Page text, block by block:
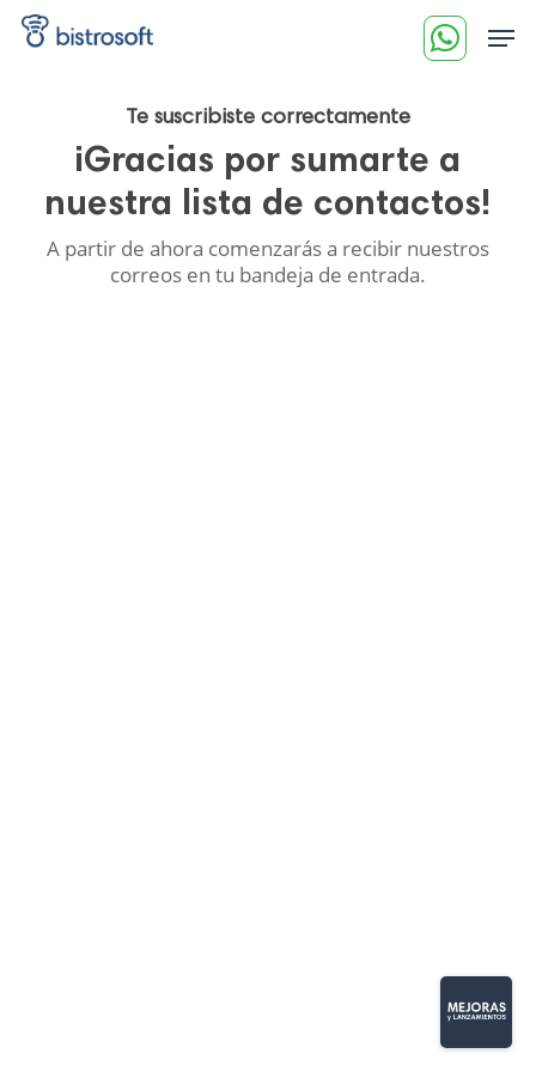
Skip
Te suscribiste correctamente
¡Gracias por sumarte a
nuestra lista de contactos!
A partir de ahora comenzarás a recibir nuestros
correos en tu bandeja de entrada.